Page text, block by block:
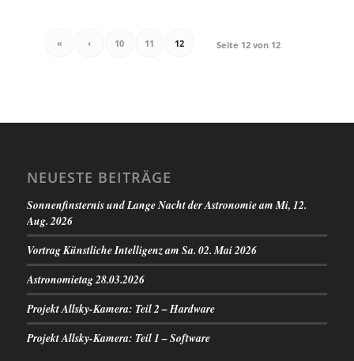
Seite 12 von 12
« ‹ 10 11 12
NEUESTE BEITRÄGE
Sonnenfinsternis und Lange Nacht der Astronomie am Mi, 12.
Aug. 2026
Vortrag Künstliche Intelligenz am Sa. 02. Mai 2026
Astronomietag 28.03.2026
Projekt Allsky-Kamera: Teil 2 – Hardware
Projekt Allsky-Kamera: Teil 1 – Software